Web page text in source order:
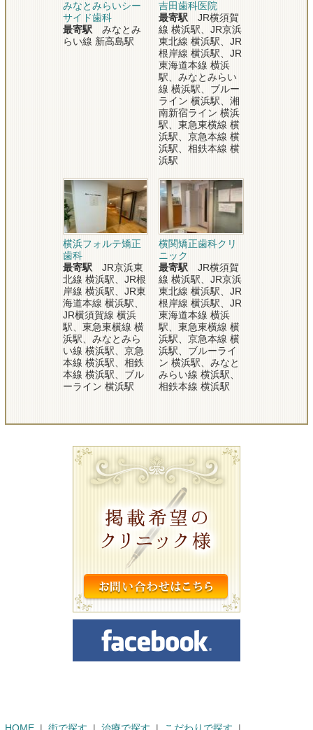
みなとみらいシー
サイド歯科
最寄駅 みなとみ
らい線 新高島駅
吉田歯科医院
最寄駅 JR横須賀
線 横浜駅、JR京浜
東北線 横浜駅、JR
根岸線 横浜駅、JR
東海道本線 横浜
駅、みなとみらい
線 横浜駅、ブルー
ライン 横浜駅、湘
南新宿ライン 横浜
駅、東急東横線 横
浜駅、京急本線 横
浜駅、相鉄本線 横
浜駅
横浜フォルテ矯正
歯科
最寄駅 JR京浜東
北線 横浜駅、JR根
岸線 横浜駅、JR東
海道本線 横浜駅、
JR横須賀線 横浜
駅、東急東横線 横
浜駅、みなとみら
い線 横浜駅、京急
本線 横浜駅、相鉄
本線 横浜駅、ブル
ーライン 横浜駅
横関矯正歯科クリ
ニック
最寄駅 JR横須賀
線 横浜駅、JR京浜
東北線 横浜駅、JR
根岸線 横浜駅、JR
東海道本線 横浜
駅、東急東横線 横
浜駅、京急本線 横
浜駅、ブルーライ
ン 横浜駅、みなと
みらい線 横浜駅、
相鉄本線 横浜駅